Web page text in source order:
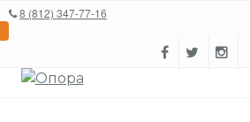
8 (812) 347-77-16